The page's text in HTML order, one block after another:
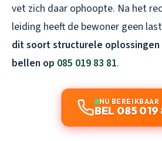
vet zich daar ophoopte. Na het
leiding heeft de bewoner geen
dit soort structurele
bellen op 085 019 83 81.
NU BEREIKBAAR
BEL 085 019